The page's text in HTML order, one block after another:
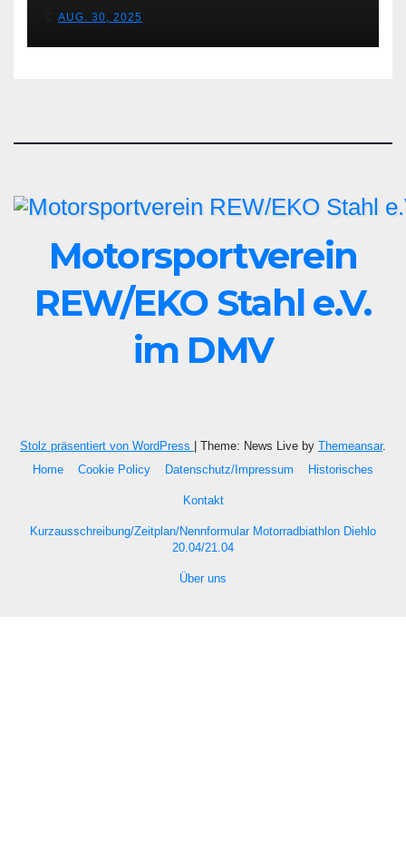
Fürstenwalde
AUG. 30, 2025
Motorsportverein
REW/EKO Stahl e.V.
im DMV
Stolz präsentiert von WordPress Theme: News Live by Themeansar.
Home
Cookie Policy Datenschutz/Impressum Historisches
Kontakt
Kurzausschreibung/Zeitplan/Nennformular Motorradbiathlon Diehlo
20.04/21.04
Über uns